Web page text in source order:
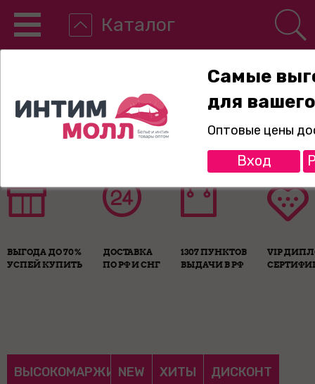
Каталог
8-800-775-89-65
ВЫГОДА ДО 70%
УСПЕЙ КУПИТЬ
ДОСТАВКА
ПО РФ И СНГ
1307 ПУНКТОВ
ВЫДАЧИ В РФ
VIP
ВЫСОКОМАРЖИНАЛЬНЫЕ
NEW ХИТЫ ДИСКОНТ
Самые
для
Оптовые цены
Вход